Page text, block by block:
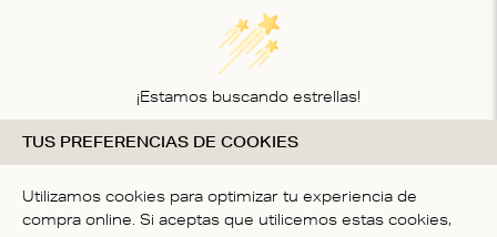
¡Estamos buscando estrellas!
Compártenos tu opinión
SÉ LA PRIMER PERSONA EN
ESCRIBIR UNA OPINIÓN
TUS PREFERENCIAS DE COOKIES
Utilizamos cookies para optimizar tu experiencia de
compra online. Si aceptas que utilicemos estas cookies,